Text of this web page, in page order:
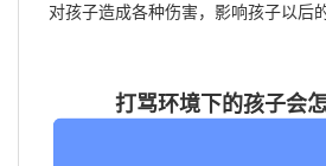
对孩子造成各种伤害，影响孩子以后
打骂环境下的孩子会
上面小华那个新闻中，因为一